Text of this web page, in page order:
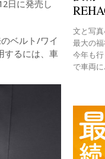
日に発売し
ベルト/ワイ
するには、車
文と写
最大の福
今年も
で車両に